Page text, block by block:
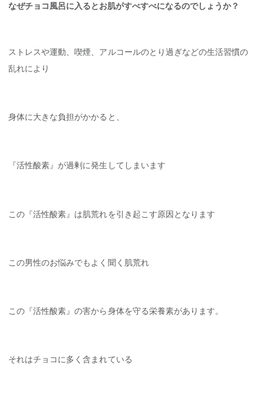
なぜチョコ風呂に入るとお肌がすべすべになるのでしょうか？
ストレスや運動、喫煙、アルコールのとり過ぎなどの生活習慣の
乱れにより
身体に大きな負担がかかると、
『活性酸素』が過剰に発生してしまいます
この『活性酸素』は肌荒れを引き起こす原因となります
この男性のお悩みでもよく聞く肌荒れ
この『活性酸素』の害から身体を守る栄養素があります。
それはチョコに多く含まれている